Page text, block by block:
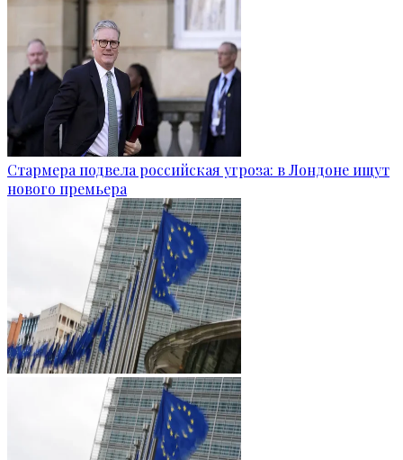
Стармера подвела российская угроза: в Лондоне ищут
нового премьера